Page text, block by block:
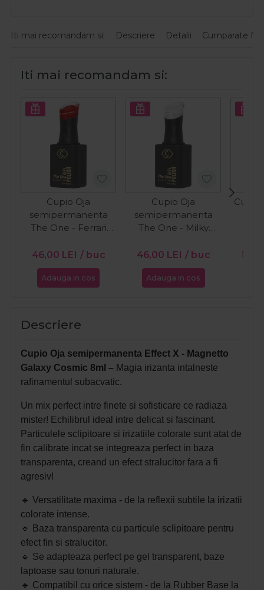
Iti mai recomandam si: Descriere Detalii Cumparate
Iti mai recomandam si:
Cupio Oja
semipermanenta
The One - Ferrari
46,00 LEI / buc
Adauga in cos
Cupio Oja
semipermanenta
The One - Milky
46,00 LEI / buc
Adauga in cos
Cupio
Descriere
Cupio Oja semipermanenta Effect X - Magnetto
Galaxy Cosmic 8ml – Magia irizanta intalneste
rafinamentul subacvatic.
Un mix perfect intre finete si sofisticare ce radiaza
mister! Echilibrul ideal intre delicat si fascinant.
Particulele sclipitoare si irizatiile colorate sunt atat de
fin calibrate incat se integreaza perfect in baza
transparenta, creand un efect stralucitor fara a fi
agresiv!
🔹 Versatilitate maxima - de la reflexii subtile la irizatii
colorate intense.
🔹 Baza transparenta cu particule sclipitoare pentru
efect fin si stralucitor.
🔹 Se adapteaza perfect pe gel transparent, baze
laptoase sau tonuri naturale.
🔹 Compatibil cu orice sistem - de la Rubber Base la